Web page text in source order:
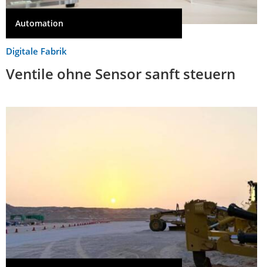
Automation
Digitale Fabrik
Ventile ohne Sensor sanft steuern